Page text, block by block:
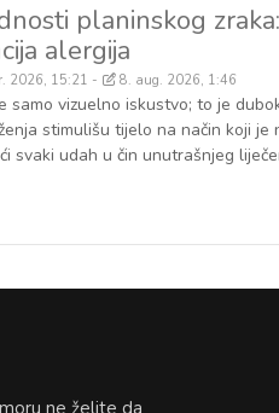
planinskog
alergija
2026, 15:21 8. aug. 2026, 1:46
samo vizuelno iskustvo; to je
stimulišu tijelo na način koji je
svaki udah u čin unutrašnjeg
ne želite da